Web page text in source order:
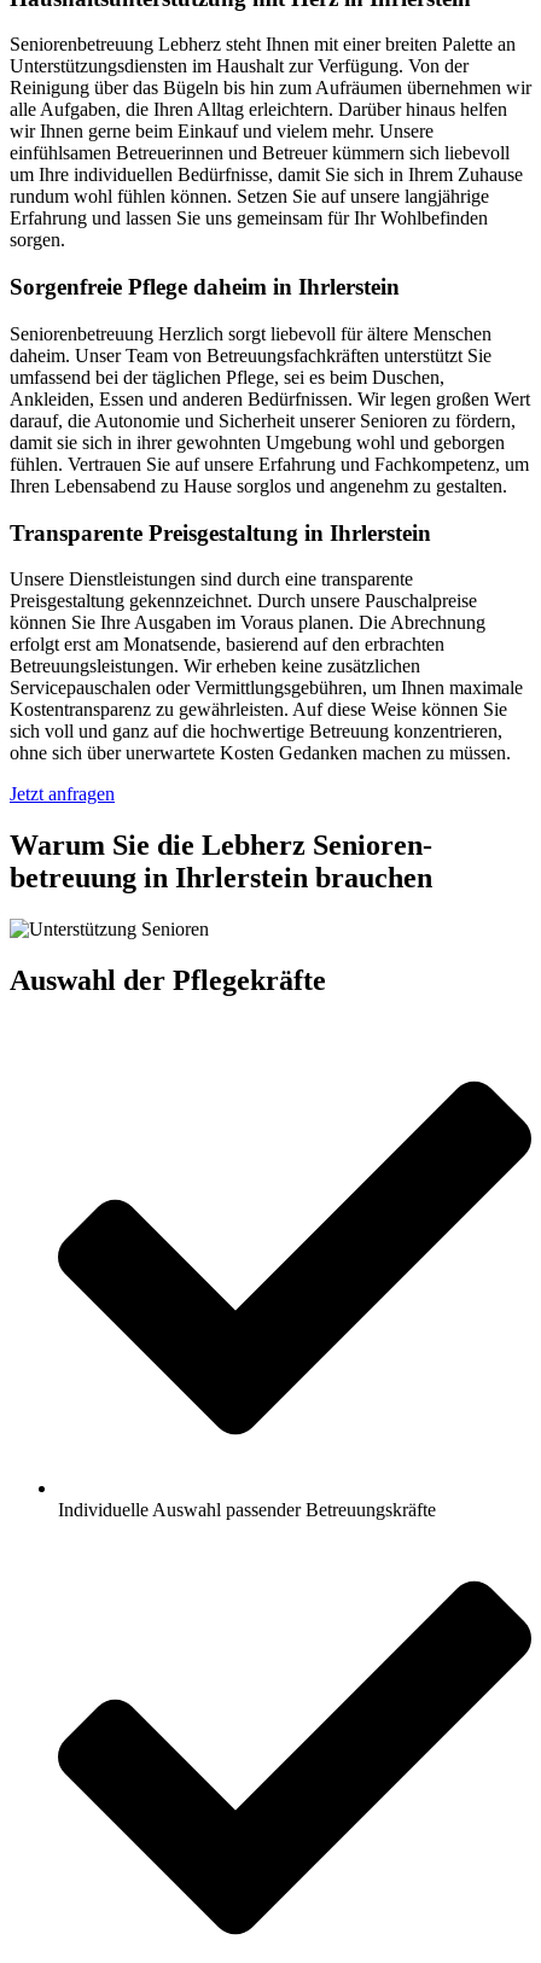
Seniorenbetreuung Lebherz steht Ihnen mit einer breiten Palette an
Unterstützungsdiensten im Haushalt zur Verfügung. Von der
Reinigung über das Bügeln bis hin zum Aufräumen übernehmen wir
alle Aufgaben, die Ihren Alltag erleichtern. Darüber hinaus helfen
wir Ihnen gerne beim Einkauf und vielem mehr. Unsere
einfühlsamen Betreuerinnen und Betreuer kümmern sich liebevoll
um Ihre individuellen Bedürfnisse, damit Sie sich in Ihrem Zuhause
rundum wohl fühlen können. Setzen Sie auf unsere langjährige
Erfahrung und lassen Sie uns gemeinsam für Ihr Wohlbefinden
sorgen.
Sorgenfreie Pflege daheim in Ihrlerstein
Seniorenbetreuung Herzlich sorgt liebevoll für ältere Menschen
daheim. Unser Team von Betreuungsfachkräften unterstützt Sie
umfassend bei der täglichen Pflege, sei es beim Duschen,
Ankleiden, Essen und anderen Bedürfnissen. Wir legen großen Wert
darauf, die Autonomie und Sicherheit unserer Senioren zu fördern,
damit sie sich in ihrer gewohnten Umgebung wohl und geborgen
fühlen. Vertrauen Sie auf unsere Erfahrung und Fachkompetenz, um
Ihren Lebensabend zu Hause sorglos und angenehm zu gestalten.
Transparente Preisgestaltung in Ihrlerstein
Unsere Dienstleistungen sind durch eine transparente
Preisgestaltung gekennzeichnet. Durch unsere Pauschalpreise
können Sie Ihre Ausgaben im Voraus planen. Die Abrechnung
erfolgt erst am Monatsende, basierend auf den erbrachten
Betreuungsleistungen. Wir erheben keine zusätzlichen
Servicepauschalen oder Vermittlungsgebühren, um Ihnen maximale
Kostentransparenz zu gewährleisten. Auf diese Weise können Sie
sich voll und ganz auf die hochwertige Betreuung konzentrieren,
ohne sich über unerwartete Kosten Gedanken machen zu müssen.
Jetzt anfragen
Warum Sie die Lebherz Senioren­
betreuung in Ihrlerstein brauchen
Auswahl der Pflegekräfte
Individuelle Auswahl passender Betreuungskräfte